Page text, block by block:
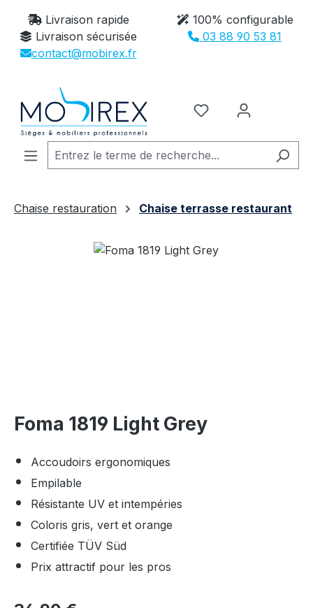
Passer au contenu principal
Livraison rapide
100% configurable
Livraison sécurisée
03 88 90 53 81
contact@mobirex.fr
Vous avez 0
Chaise restauration Chaise terrasse restaurant
Ignorer la galerie d'images
Foma 1819 Light Grey
Accoudoirs ergonomiques
Empilable
Résistante UV et intempéries
Coloris gris, vert et orange
Certifiée TÜV Süd
Prix attractif pour les pros
Prix régulier :